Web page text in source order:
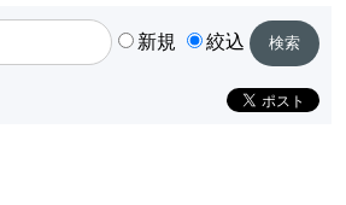
新規 絞込